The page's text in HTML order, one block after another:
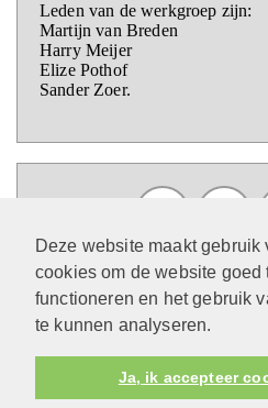
Deze website maakt gebruik
cookies om de website goed
functioneren en het gebruik
te kunnen analyseren.
Ja, ik accepteer
Leden van de werkgroep zijn:
Martijn van Breden
Harry Meijer
Elize Pothof
Sander Zoer.
Protestantsekerk.net is een
dienstenorganisatie van de
Human Content